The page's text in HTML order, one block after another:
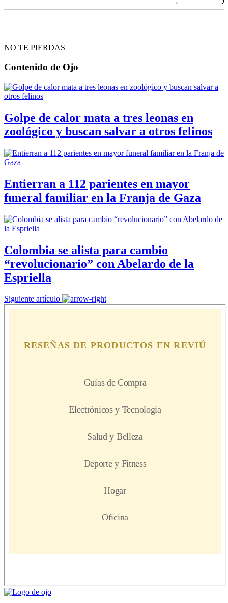
NO TE PIERDAS
Contenido de Ojo
Golpe de calor mata a tres leonas en
zoológico y buscan salvar a otros felinos
Entierran a 112 parientes en mayor
funeral familiar en la Franja de Gaza
Colombia se alista para cambio
“revolucionario” con Abelardo de la
Espriella
Siguiente artículo